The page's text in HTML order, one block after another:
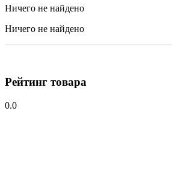
Ничего не найдено
Ничего не найдено
Рейтинг товара
0.0